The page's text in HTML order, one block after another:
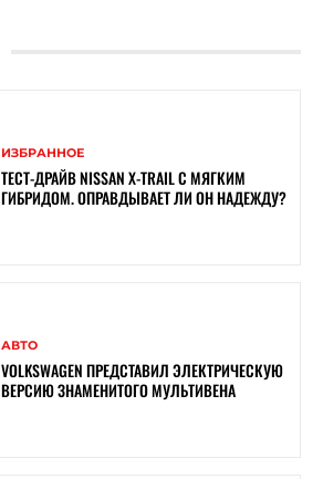
ИЗБРАННОЕ
ТЕСТ-ДРАЙВ NISSAN X-TRAIL С МЯГКИМ
ГИБРИДОМ. ОПРАВДЫВАЕТ ЛИ ОН НАДЕЖДУ?
АВТО
VOLKSWAGEN ПРЕДСТАВИЛ ЭЛЕКТРИЧЕСКУЮ
ВЕРСИЮ ЗНАМЕНИТОГО МУЛЬТИВЕНА